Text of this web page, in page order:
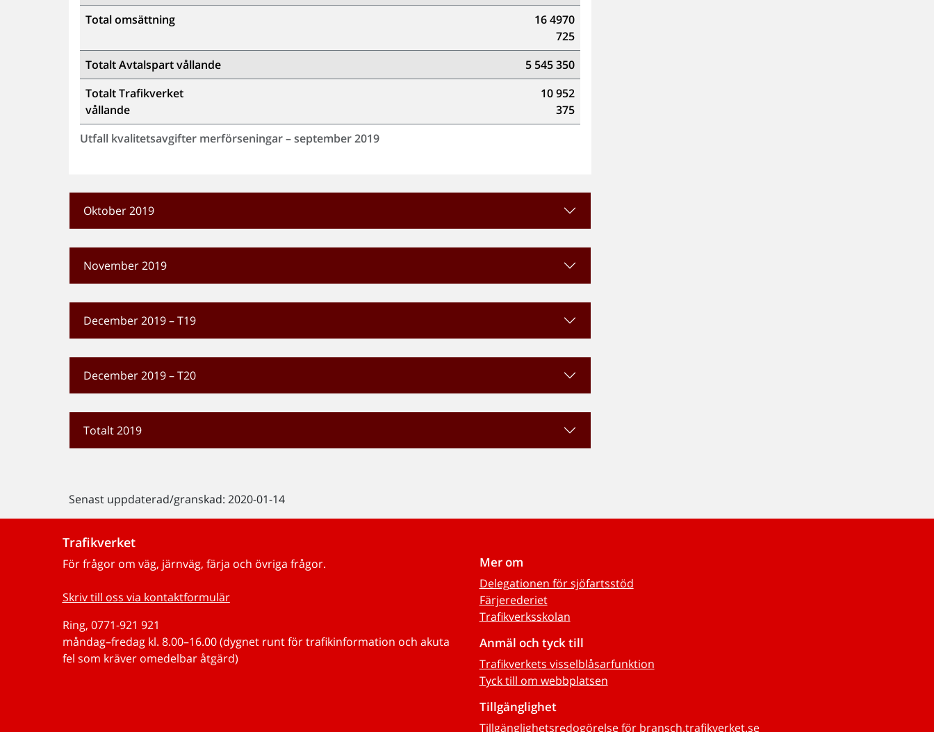
Utfall kvalitetsavgifter merförseningar – september 2019
Total omsättning
16 4970
725
Totalt Avtalspart vållande
5 545 350
Totalt Trafikverket
vållande
10 952
375
Oktober 2019
November 2019
December 2019 – T19
December 2019 – T20
Totalt 2019
Senast uppdaterad/granskad: 2020-01-14
Trafikverket
För frågor om väg, järnväg, färja och övriga frågor.
Skriv till oss via kontaktformulär
Ring, 0771-921 921
måndag–fredag kl. 8.00–16.00 (dygnet runt för trafikinformation och akuta
fel som kräver omedelbar åtgärd)
Mer om
Delegationen för sjöfartsstöd
Färjerederiet
Trafikverksskolan
Anmäl och tyck till
Trafikverkets visselblåsarfunktion
Tyck till om webbplatsen
Tillgänglighet
Tillgänglighetsredogörelse för bransch.trafikverket.se